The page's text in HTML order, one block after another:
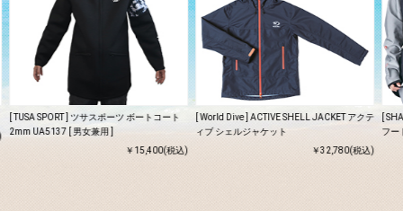
[ TUSA SPORT ] ツサスポーツ ボートコート
2mm UA5137 [ 男女兼用 ]
￥15,400(税込)
[ World Dive ] ACTIVE SHELL JACKET アクテ
ィブ シェルジャケット
￥32,780(税込)
[
フー